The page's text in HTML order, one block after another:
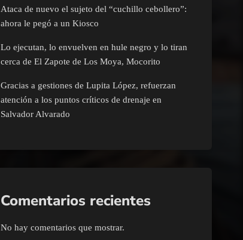
Ataca de nuevo el sujeto del “cuchillo cebollero”:
ahora le pegó a un Kiosco
Lo ejecutan, lo envuelven en hule negro y lo tiran
cerca de El Zapote de Los Moya, Mocorito
Gracias a gestiones de Lupita López, refuerzan
atención a los puntos críticos de drenaje en
Salvador Alvarado
Comentarios recientes
No hay comentarios que mostrar.